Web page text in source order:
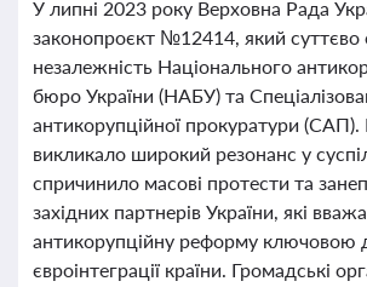
У липні 2023 року Верховна Рада
законопроєкт №12414, який
незалежність Національного
бюро України (НАБУ) та
антикорупційної прокуратури
викликало широкий резонанс у
спричинило масові протести та
західних партнерів України, які
антикорупційну реформу ключовою
євроінтеграції країни. Громадські